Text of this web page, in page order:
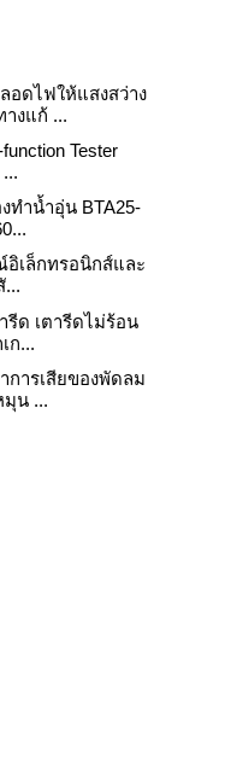
อดไฟให้แสงสว่าง
งแก้ ...
Tester
ทําน้ำอุ่น BTA25-
เล็กทรอนิกส์และ
รีด เตารีดไม่ร้อน
ก...
การเสียของพัดลม
น ...